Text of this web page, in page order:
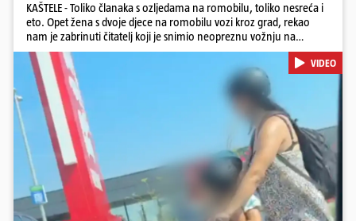
KAŠTELE - Toliko članaka s ozljedama na romobilu, toliko nesreća i
eto. Opet žena s dvoje djece na romobilu vozi kroz grad, rekao
nam je zabrinuti čitatelj koji je snimio neopreznu vožnju na
romobilu u četvrtak prijepodne kroz Kaštele. Podsjetimo, mjesec i
pol od smrti dječaka (14) u Metkoviću, pad s električnog romobila
odnio je još jedan mladi život. Unatoč naporima liječnika KBC-a
Zagreb, u ponedjeljak maloljetnik je podlegao ozljedama
zadobivenima u padu s romobila.
Pokretanje videa...
VIDEO